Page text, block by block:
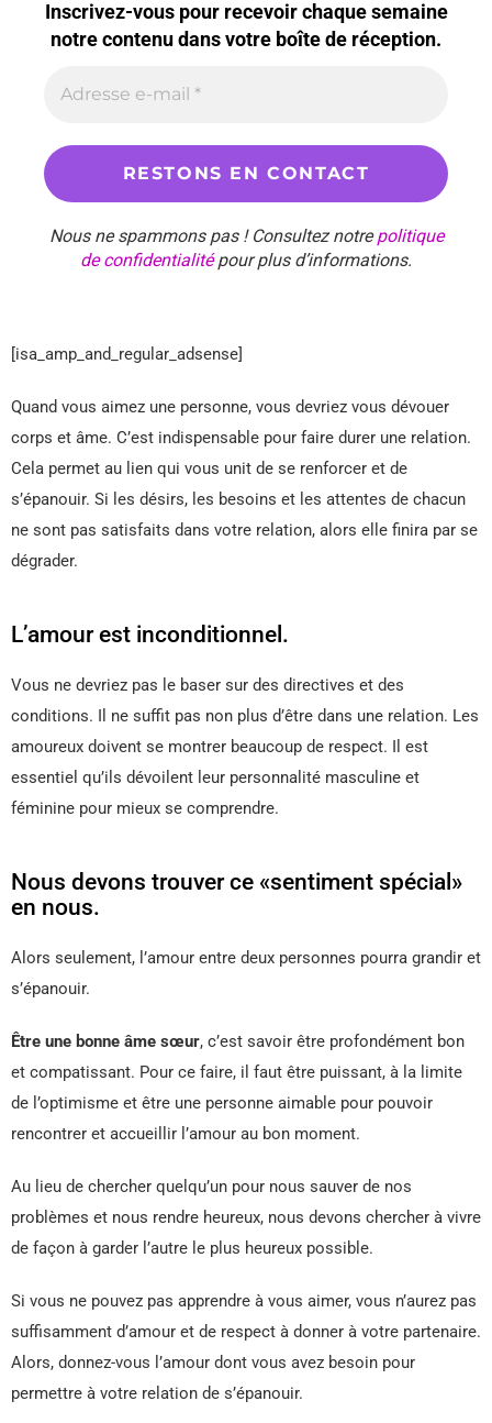
Inscrivez-vous pour recevoir chaque semaine
notre contenu dans votre boîte de réception.
Nous ne spammons pas ! Consultez notrepolitique
de confidentialitépour plus d’informations.
[isa_amp_and_regular_adsense]
Quand vous aimez une personne, vous devriez vous dévouer
corps et âme. C’est indispensable pour faire durer une relation.
Cela permet au lien qui vous unit de se renforcer et de
s’épanouir. Si les désirs, les besoins et les attentes de chacun
ne sont pas satisfaits dans votre relation, alors elle finira par se
dégrader.
L’amour est inconditionnel.
Vous ne devriez pas le baser sur des directives et des
conditions. Il ne suffit pas non plus d’être dans une relation. Les
amoureux doivent se montrer beaucoup de respect. Il est
essentiel qu’ils dévoilent leur personnalité masculine et
féminine pour mieux se comprendre.
Nous devons trouver ce «sentiment spécial»
en nous.
Alors seulement, l’amour entre deux personnes pourra grandir et
s’épanouir.
Être une bonne âme sœur, c’est savoir être profondément bon
et compatissant. Pour ce faire, il faut être puissant, à la limite
de l’optimisme et être une personne aimable pour pouvoir
rencontrer et accueillir l’amour au bon moment.
Au lieu de chercher quelqu’un pour nous sauver de nos
problèmes et nous rendre heureux, nous devons chercher à vivre
de façon à garder l’autre le plus heureux possible.
Si vous ne pouvez pas apprendre à vous aimer, vous n’aurez pas
suffisamment d’amour et de respect à donner à votre partenaire.
Alors, donnez-vous l’amour dont vous avez besoin pour
permettre à votre relation de s’épanouir.